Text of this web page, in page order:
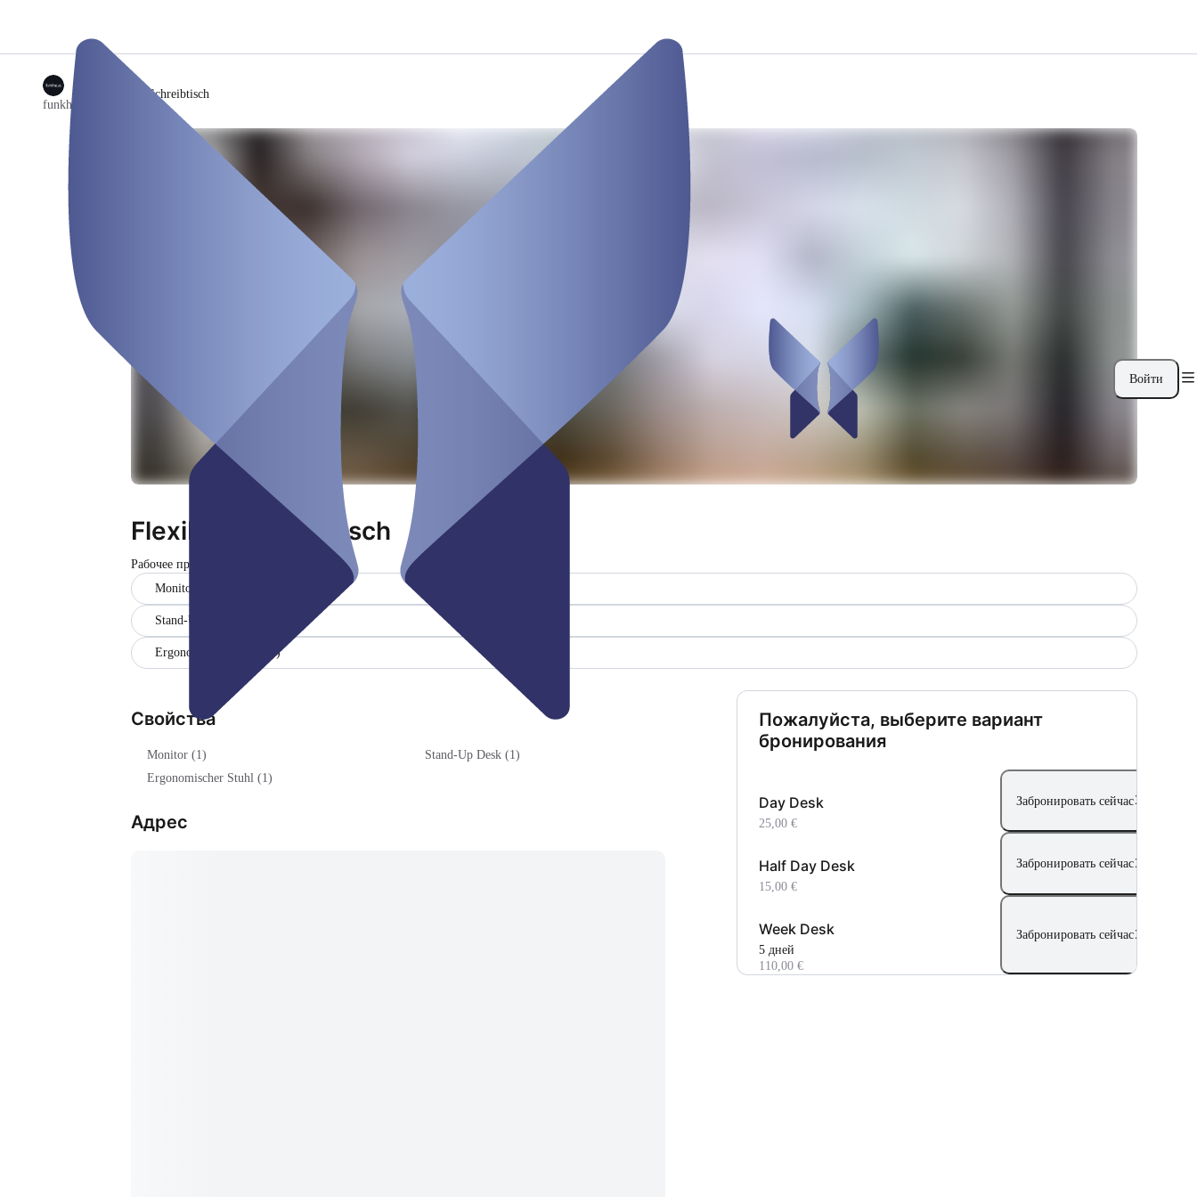
Войти
funkhaus
Flexibler Schreibtisch
Flexibler Schreibtisch
Рабочее пространство
Monitor (1)
Stand-Up Desk (1)
Ergonomischer Stuhl (1)
Свойства
Monitor (1)
Stand-Up Desk (1)
Ergonomischer Stuhl (1)
Адрес
Пожалуйста, выберите вариант
бронирования
Day Desk
25,00 €
Забронировать сейчас
Half Day Desk
15,00 €
Забронировать сейчас
Week Desk
5 дней
110,00 €
Забронировать сейчас